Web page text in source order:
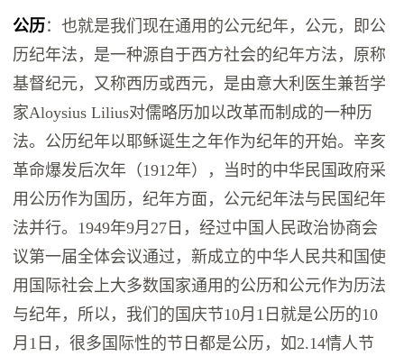
公历 ：也就是我们现在通用的公元纪年‬，公元‬，即公
历纪年法，是一种源自于西方社会的纪年方法，原称
基督纪元，又称西历或西元，是由意大利医生兼哲学
家Aloysius Lilius对儒略历加以改革而制成的一种历
法。公历纪年以耶稣诞生之年作为纪年的开始。辛亥
革命爆发后次年（1912年），当时的中华民国政府采
用公历作为国历，纪年方面，公元纪年法与民国纪年
法并行。1949年9月27日，经过中国人民政治协商会
议第一届全体会议通过，新成立的中华人民共和国使
用国际社会上大多数国家通用的公历和公元作为历法
与纪年，所以‬，我们的‬国庆节‬10月‬1日‬就是‬公历‬的‬10
月1日，很多国际性‬的‬节日‬都是‬公历‬，如2.14情人节‬‬